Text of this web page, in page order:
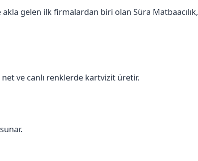
gelen ilk firmalardan biri olan Süra Matbaacılık,
ve canlı renklerde kartvizit üretir.